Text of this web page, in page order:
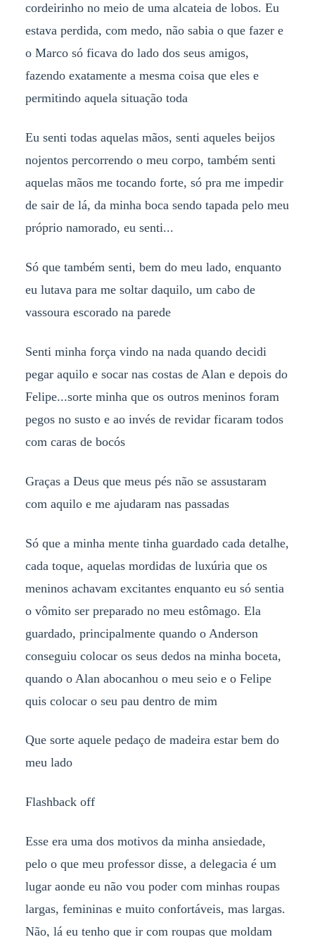
cordeirinho no meio de uma alcateia de lobos. Eu
estava perdida, com medo, não sabia o que fazer e
o Marco só ficava do lado dos seus amigos,
fazendo exatamente a mesma coisa que eles e
permitindo aquela situação toda
Eu senti todas aquelas mãos, senti aqueles beijos
nojentos percorrendo o meu corpo, também senti
aquelas mãos me tocando forte, só pra me impedir
de sair de lá, da minha boca sendo tapada pelo meu
próprio namorado, eu senti...
Só que também senti, bem do meu lado, enquanto
eu lutava para me soltar daquilo, um cabo de
vassoura escorado na parede
Senti minha força vindo na nada quando decidi
pegar aquilo e socar nas costas de Alan e depois do
Felipe...sorte minha que os outros meninos foram
pegos no susto e ao invés de revidar ficaram todos
com caras de bocós
Graças a Deus que meus pés não se assustaram
com aquilo e me ajudaram nas passadas
Só que a minha mente tinha guardado cada detalhe,
cada toque, aquelas mordidas de luxúria que os
meninos achavam excitantes enquanto eu só sentia
o vômito ser preparado no meu estômago. Ela
guardado, principalmente quando o Anderson
conseguiu colocar os seus dedos na minha boceta,
quando o Alan abocanhou o meu seio e o Felipe
quis colocar o seu pau dentro de mim
Que sorte aquele pedaço de madeira estar bem do
meu lado
Flashback off
Esse era uma dos motivos da minha ansiedade,
pelo o que meu professor disse, a delegacia é um
lugar aonde eu não vou poder com minhas roupas
largas, femininas e muito confortáveis, mas largas.
Não, lá eu tenho que ir com roupas que moldam